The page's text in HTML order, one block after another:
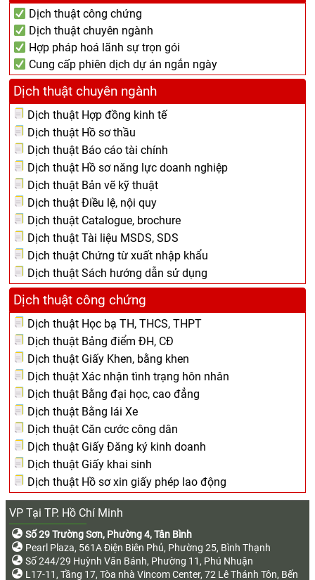
Dịch thuật công chứng
Dịch thuật chuyên ngành
Hợp pháp hoá lãnh sự trọn gói
Cung cấp phiên dịch dự án ngắn ngày
Dịch thuật chuyên ngành
Dịch thuật Hợp đồng kinh tế
Dịch thuật Hồ sơ thầu
Dịch thuật Báo cáo tài chính
Dịch thuật Hồ sơ năng lực doanh nghiệp
Dịch thuật Bản vẽ kỹ thuật
Dịch thuật Điều lệ, nội quy
Dịch thuật Catalogue, brochure
Dịch thuật Tài liệu MSDS, SDS
Dịch thuật Chứng từ xuất nhập khẩu
Dịch thuật Sách hướng dẫn sử dụng
Dịch thuật công chứng
Dịch thuật Học bạ TH, THCS, THPT
Dịch thuật Bảng điểm ĐH, CĐ
Dịch thuật Giấy Khen, bằng khen
Dịch thuật Xác nhận tình trạng hôn nhân
Dịch thuật Bằng đại học, cao đẳng
Dịch thuật Bằng lái Xe
Dịch thuật Căn cước công dân
Dịch thuật Giấy Đăng ký kinh doanh
Dịch thuật Giấy khai sinh
Dịch thuật Hồ sơ xin giấy phép lao động
VP Tại TP. Hồ Chí Minh
Số 29 Trường Sơn, Phường 4, Tân Bình
Pearl Plaza, 561A Điện Biên Phủ, Phường 25, Bình Thạnh
Số 244/29 Huỳnh Văn Bánh, Phường 11, Phú Nhuận
L17-11, Tầng 17, Tòa nhà Vincom Center, 72 Lê Thánh Tôn, Bến